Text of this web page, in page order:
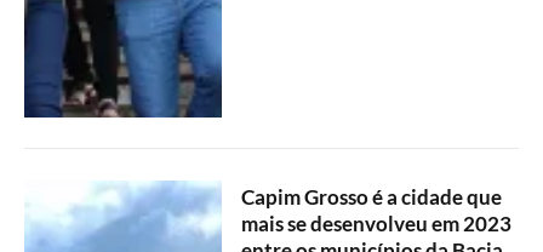
Capim Grosso é a cidade que
mais se desenvolveu em 2023